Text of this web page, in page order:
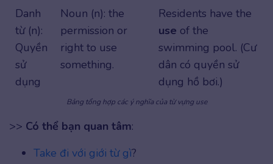
Danh
từ (n):
Quyền
sử
dụng
Noun (n): the
permission or
right to use
something.
Residents have the
use of the
swimming pool. (Cư
dân có quyền sử
dụng hồ bơi.)
Bảng tổng hợp các ý nghĩa của từ vựng use
>> Có thể bạn quan tâm:
Take đi với giới từ gì?